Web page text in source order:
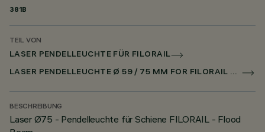
381B
TEIL VON
LASER PENDELLEUCHTE FÜR FILORAIL
LASER PENDELLEUCHTE Ø 59 / 75 MM FOR FILORAIL DALI POWERLINE
BESCHREIBUNG
Laser Ø75 - Pendelleuchte für Schiene FILORAIL - Flood